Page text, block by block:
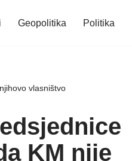
Geopolitika Politika
vlasništvo
KM nije